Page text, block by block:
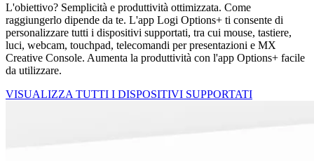
L'obiettivo? Semplicità e produttività ottimizzata. Come
raggiungerlo dipende da te. L'app Logi Options+ ti consente di
personalizzare tutti i dispositivi supportati, tra cui mouse, tastiere,
luci, webcam, touchpad, telecomandi per presentazioni e MX
Creative Console. Aumenta la produttività con l'app Options+ facile
da utilizzare.
VISUALIZZA TUTTI I DISPOSITIVI SUPPORTATI